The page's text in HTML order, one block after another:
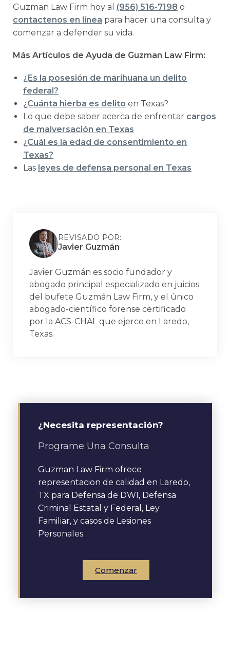
Guzman Law Firm hoy al (956) 516-7198 o
contactenos en linea para hacer una consulta y
comenzar a defender su vida.
Más Artículos de Ayuda de Guzman Law Firm:
¿Es la posesión de marihuana un delito
federal?
¿Cuánta hierba es delito en Texas?
Lo que debe saber acerca de enfrentar cargos
de malversación en Texas
¿Cuál es la edad de consentimiento en
Texas?
Las leyes de defensa personal en Texas
REVISADO POR:
Javier Guzmán
Javier Guzmán es socio fundador y
abogado principal especializado en juicios
del bufete Guzmán Law Firm, y el único
abogado-científico forense certificado
por la ACS-CHAL que ejerce en Laredo,
Texas.
¿Necesita representación?
Programe Una Consulta
Guzman Law Firm ofrece
representacion de calidad en Laredo,
TX para Defensa de DWI, Defensa
Criminal Estatal y Federal, Ley
Familiar, y casos de Lesiones
Personales.
Comenzar